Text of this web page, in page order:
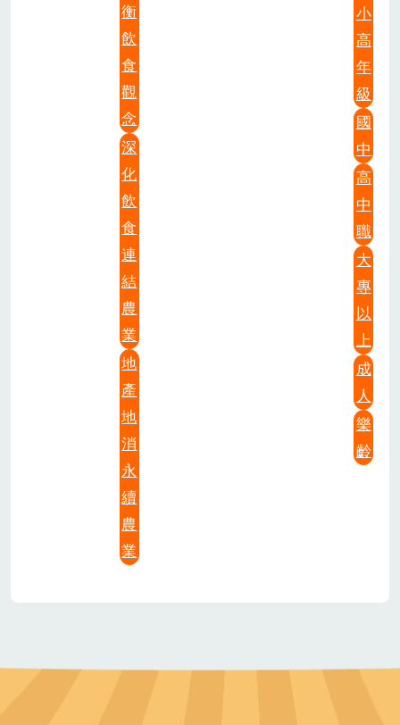
衡
飲
食
觀
念
深
化
飲
食
連
結
農
業
地
產
地
消
永
續
農
業
小
高
年
級
國
中
高
中
職
大
專
以
上
成
人
樂
齡